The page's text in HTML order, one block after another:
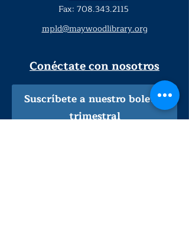
Fax: 708.343.2115
mpld@maywoodlibrary.org
Conéctate con nosotros
Suscríbete a nuestro boletín
trimestral